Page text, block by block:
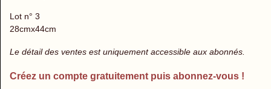
Lot n° 3
28cmx44cm
Le détail des ventes est uniquement accessible aux abonnés.
Créez un compte gratuitement puis abonnez-vous !